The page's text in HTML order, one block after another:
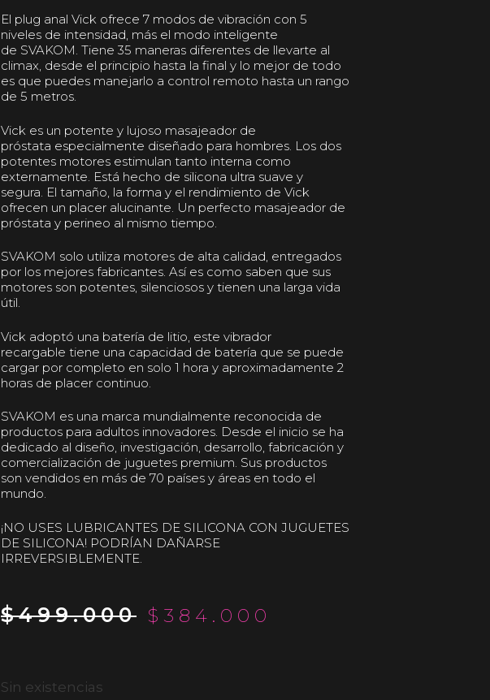
El plug anal Vick ofrece 7 modos de vibración con 5
niveles de intensidad, más el modo inteligente
de SVAKOM. Tiene 35 maneras diferentes de llevarte al
climax, desde el principio hasta la final y lo mejor de todo
es que puedes manejarlo a control remoto hasta un rango
de 5 metros.
Vick es un potente y lujoso masajeador de
próstata especialmente diseñado para hombres. Los dos
potentes motores estimulan tanto interna como
externamente. Está hecho de silicona ultra suave y
segura. El tamaño, la forma y el rendimiento de Vick
ofrecen un placer alucinante. Un perfecto masajeador de
próstata y perineo al mismo tiempo.
SVAKOM solo utiliza motores de alta calidad, entregados
por los mejores fabricantes. Así es como saben que sus
motores son potentes, silenciosos y tienen una larga vida
útil.
Vick adoptó una batería de litio, este vibrador
recargable tiene una capacidad de batería que se puede
cargar por completo en solo 1 hora y aproximadamente 2
horas de placer continuo.
SVAKOM es una marca mundialmente reconocida de
productos para adultos innovadores. Desde el inicio se ha
dedicado al diseño, investigación, desarrollo, fabricación y
comercialización de juguetes premium. Sus productos
son vendidos en más de 70 países y áreas en todo el
mundo.
¡NO USES LUBRICANTES DE SILICONA CON JUGUETES
DE SILICONA! PODRÍAN DAÑARSE
IRREVERSIBLEMENTE.
$499.000 $ 384.000
Sin existencias